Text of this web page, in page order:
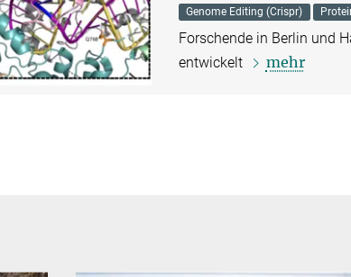
Genome Editing (Crispr)
Forschende in Berlin und
entwickelt
mehr